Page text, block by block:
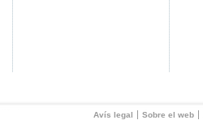
Avís legal Sobre el web